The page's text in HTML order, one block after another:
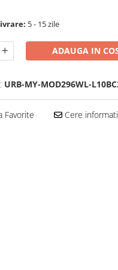
5 - 15 zile
ADAUGA IN
URB-MY-MOD296WL-
Favorite Cere